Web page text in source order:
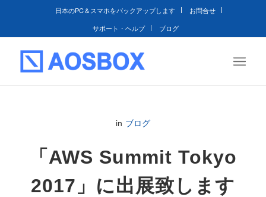
日本のPC＆スマホをバックアップします
お問合せ
サポート・ヘルプ
ブログ
in ブログ
「AWS Summit Tokyo
2017」に出展致します